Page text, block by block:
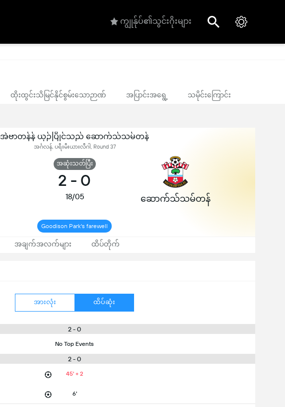
ကျွုန်ုပ်၏သွင်းဂိုးများ
ထိုးထွင်းသိမြင်နိုင်စွမ်းသောဉာဏ် အပြာင်းအရွေ့ သမိုင်းကြောင်း
အဲဗာတန်န် ယှဉ်ပြိုင်သည် ဆောက်သ်သမ်တန်
အင်္ဂလန်, ပရီးမီးယားလီဂါ, Round 37
အဆုံးသတ်ပြီး
2 - 0
18/05 ဆောက်သ်သမ်တန်
Goodison Park's farewell
အချက်အလက်များ ထိပ်တိုက်
အားလုံး ထိပ်ဆုံး
2 - 0
No Top Events
2 - 0
45' + 2
6'